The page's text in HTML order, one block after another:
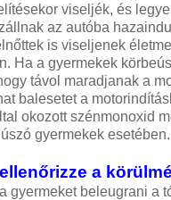
viseljék, és
az autóba
is viseljenek
Ha a gyermekek
távol maradjanak a
balesetet a
okozott szénmonoxid
gyermekek esetében.
a
gyermeket beleugrani a